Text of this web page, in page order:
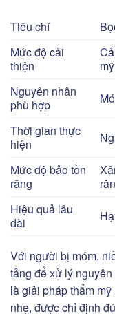
Tiêu chí
Mức độ cải
thiện
Nguyên nhân
phù hợp
Thời gian thực
hiện
Mức độ bảo tồn
răng
Hiệu quả lâu
dài
Với người bị móm,
tảng để xử lý
là giải pháp thẩm
nhẹ, được chỉ định